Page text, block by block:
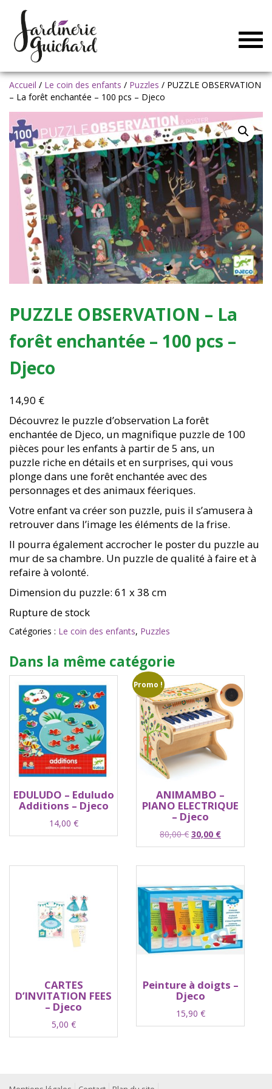
Accueil / Le coin des enfants / Puzzles / PUZZLE OBSERVATION
– La forêt enchantée – 100 pcs – Djeco
PUZZLE OBSERVATION – La
forêt enchantée – 100 pcs –
Djeco
14,90 €
Découvrez le puzzle d’observation La forêt
enchantée de Djeco, un magnifique puzzle de 100
pièces pour les enfants à partir de 5 ans, un
puzzle riche en détails et en surprises, qui vous
plonge dans une forêt enchantée avec des
personnages et des animaux féeriques.
Votre enfant va créer son puzzle, puis il s’amusera à
retrouver dans l’image les éléments de la frise.
Il pourra également accrocher le poster du puzzle au
mur de sa chambre. Un puzzle de qualité à faire et à
refaire à volonté.
Dimension du puzzle: 61 x 38 cm
Rupture de stock
Catégories : Le coin des enfants, Puzzles
Dans la même catégorie
EDULUDO – Eduludo
Additions – Djeco
14,00 €
Promo !
ANIMAMBO –
PIANO ELECTRIQUE
– Djeco
80,00€ Le
prix
80,00 €.
30,00 €Le
prix
30,00 €.
CARTES
D’INVITATION FEES
– Djeco
5,00 €
Peinture à doigts –
Djeco
15,90 €